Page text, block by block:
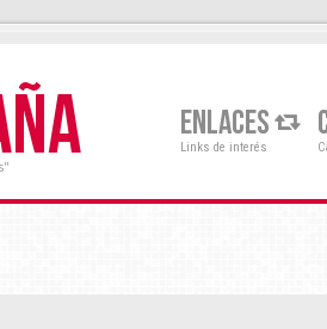
ENLACES
Links de interés